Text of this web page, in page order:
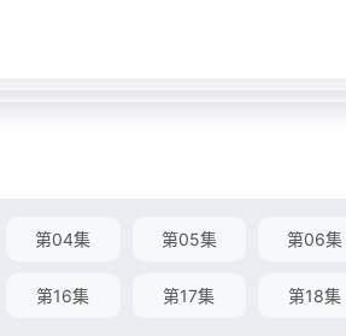
第04集 第05集 第06集
第16集 第17集 第18集